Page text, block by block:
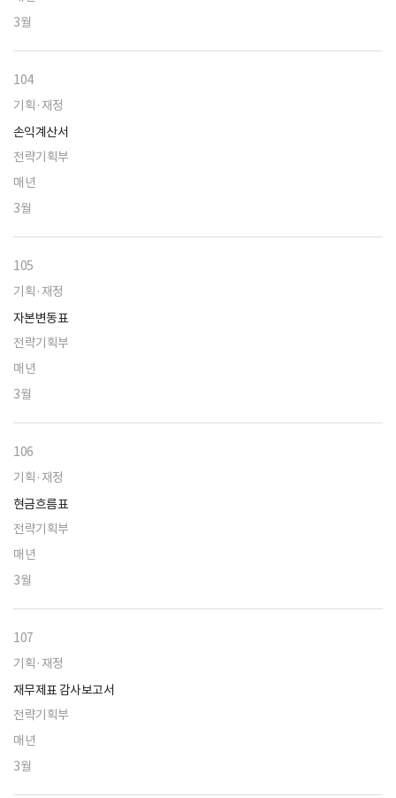
3월
104
기획·재정
손익계산서
전략기획부
매년
3월
105
기획·재정
자본변동표
전략기획부
매년
3월
106
기획·재정
현금흐름표
전략기획부
매년
3월
107
기획·재정
재무제표 감사보고서
전략기획부
매년
3월